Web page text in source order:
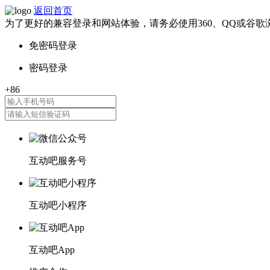
返回首页
为了更好的兼容登录和网站体验，请务必使用360、QQ或谷歌
互动吧服务号
互动吧小程序
互动吧App